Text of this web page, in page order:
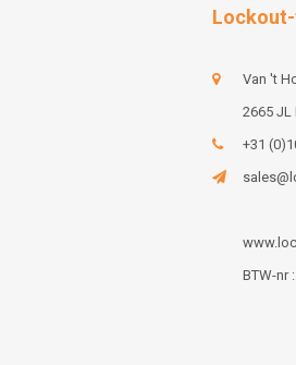
Van 't
2665 JL
+31
BTW-nr